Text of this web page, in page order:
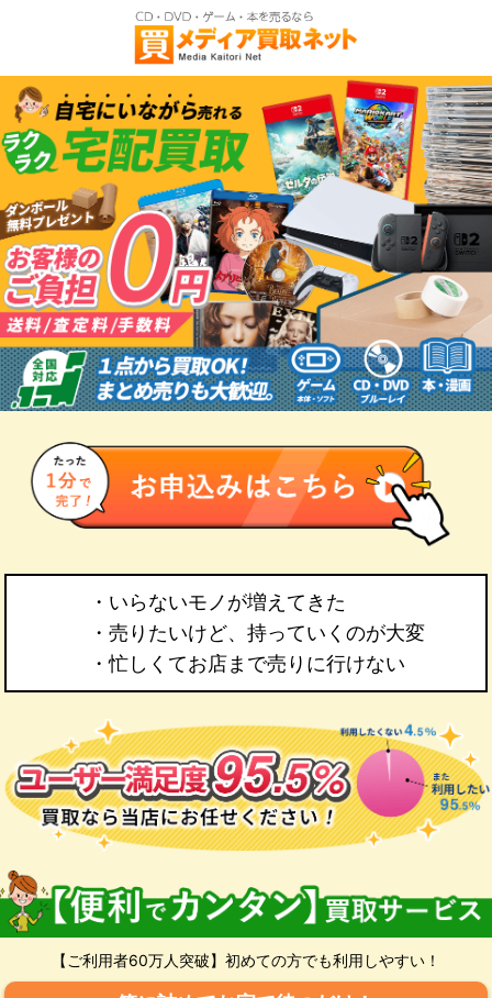
・いらないモノが増えてきた
・売りたいけど、持っていくのが大変
・忙しくてお店まで売りに行けない
【ご利用者60万人突破】初めての方でも利用しやすい！